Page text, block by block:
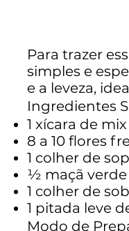
Para trazer
simples e
e a leveza,
Ingredientes
1 xícara de
8 a 10 flores
1 colher de
½ maçã verde
1 colher de
1 pitada leve
Modo de